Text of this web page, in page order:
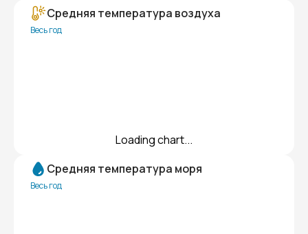
Средняя температура воздуха
Весь год
Loading chart...
Средняя температура моря
Весь год